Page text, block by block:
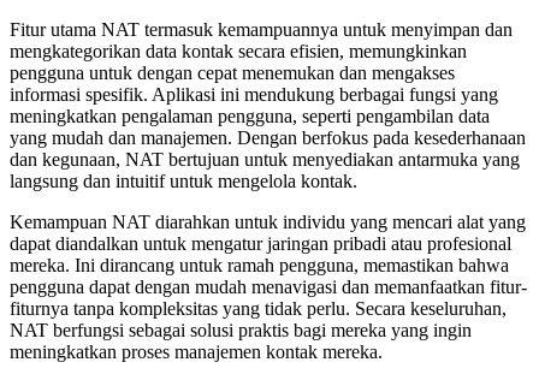
Fitur utama NAT termasuk kemampuannya untuk menyimpan dan
mengkategorikan data kontak secara efisien, memungkinkan
pengguna untuk dengan cepat menemukan dan mengakses
informasi spesifik. Aplikasi ini mendukung berbagai fungsi yang
meningkatkan pengalaman pengguna, seperti pengambilan data
yang mudah dan manajemen. Dengan berfokus pada kesederhanaan
dan kegunaan, NAT bertujuan untuk menyediakan antarmuka yang
langsung dan intuitif untuk mengelola kontak.
Kemampuan NAT diarahkan untuk individu yang mencari alat yang
dapat diandalkan untuk mengatur jaringan pribadi atau profesional
mereka. Ini dirancang untuk ramah pengguna, memastikan bahwa
pengguna dapat dengan mudah menavigasi dan memanfaatkan fitur-
fiturnya tanpa kompleksitas yang tidak perlu. Secara keseluruhan,
NAT berfungsi sebagai solusi praktis bagi mereka yang ingin
meningkatkan proses manajemen kontak mereka.